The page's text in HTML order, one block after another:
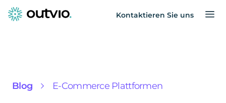
Kontaktieren Sie uns
Blog E-Commerce Plattformen